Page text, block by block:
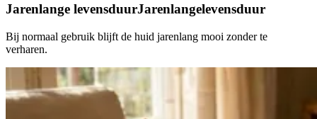
Jarenlange levensduurJarenlangelevensduur
Bij normaal gebruik blijft de huid jarenlang mooi zonder te
verharen.